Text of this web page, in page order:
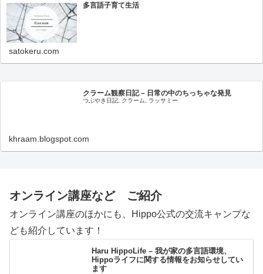
多言語子育て生活
satokeru.com
クラーム観察日記 – 日常の中のちっちゃな発見
つぶやき日記, クラーム, ラッサミー
khraam.blogspot.com
オンライン講座など ご紹介
オンライン講座のほかにも、Hippo公式の交流キャンプな
ども紹介しています！
Haru HippoLife – 我が家の多言語環境、
Hippoライフに関する情報をお知らせしてい
ます